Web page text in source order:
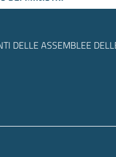
DELLE ASSEMBLEE